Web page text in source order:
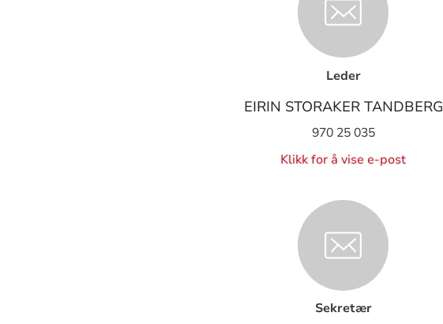
Leder
EIRIN STORAKER TANDBERG
970 25 035
Klikk for å vise e-post
Sekretær